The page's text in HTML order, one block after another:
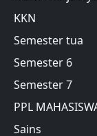
KKN
Semester tua
Semester 6
Semester 7
PPL
Sains